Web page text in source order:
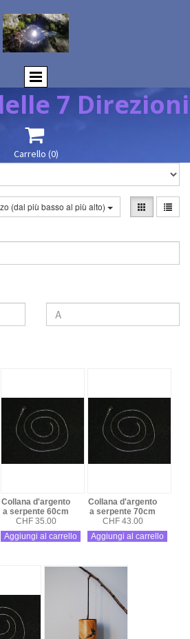
7 Direzioni

Carrello (0)
(dal più basso al più alto)
Collana d'argento
a serpente 60cm
CHF 35.00
Aggiungi al carrello
Collana d'argento
a serpente 70cm
CHF 43.00
Aggiungi al carrello